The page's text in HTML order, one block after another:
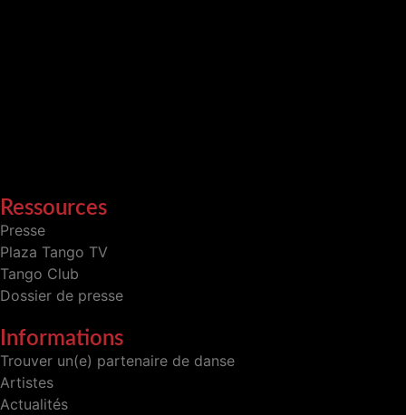
Ressources
Presse
Plaza Tango TV
Tango Club
Dossier de presse
Informations
Trouver un(e) partenaire de danse
Artistes
Actualités